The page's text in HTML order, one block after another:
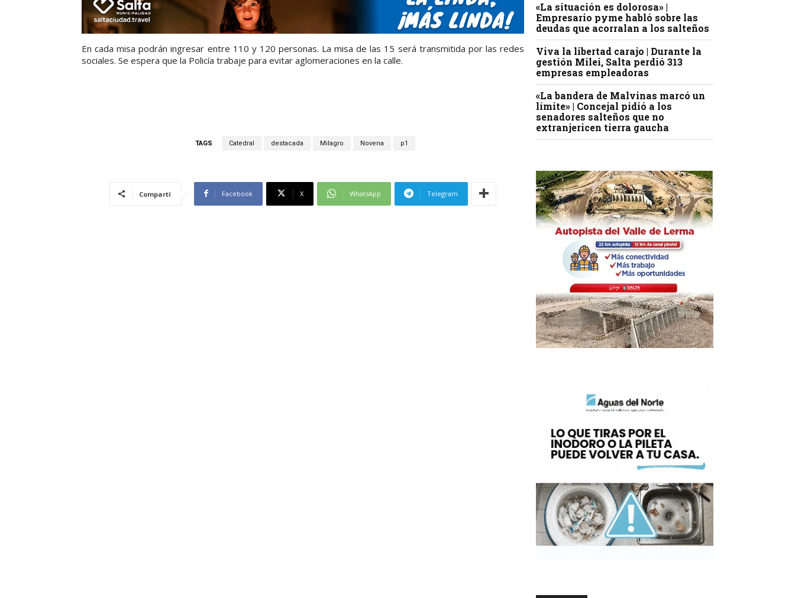
En cada misa podrán ingresar entre 110 y 120 personas. La misa de las 15 será transmitida por las redes
sociales. Se espera que la Policía trabaje para evitar aglomeraciones en la calle.
TAGS Catedral destacada Milagro Novena p1
Compartí Facebook X WhatsApp Telegram
«La situación es dolorosa» |
Empresario pyme habló sobre las
deudas que acorralan a los salteños
Viva la libertad carajo | Durante la
gestión Milei, Salta perdió 313
empresas empleadoras
«La bandera de Malvinas marcó un
límite» | Concejal pidió a los
senadores salteños que no
extranjericen tierra gaucha